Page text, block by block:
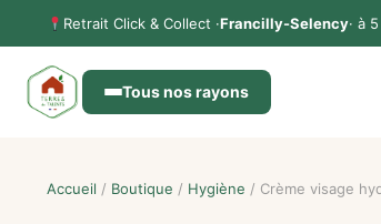
au
contenu
Retrait Click & Collect ·Francilly-Selency· à
Tous nos rayons
Accueil / Boutique / Hygiène / Crème visage